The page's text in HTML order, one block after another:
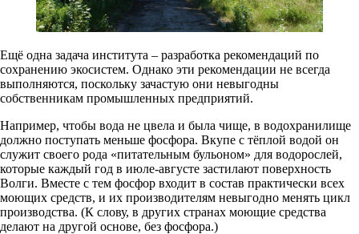
Ещё одна задача института – разработка рекомендаций по
сохранению экосистем. Однако эти рекомендации не всегда
выполняются, поскольку зачастую они невыгодны
собственникам промышленных предприятий.
Например, чтобы вода не цвела и была чище, в водохранилище
должно поступать меньше фосфора. Вкупе с тёплой водой он
служит своего рода «питательным бульоном» для водорослей,
которые каждый год в июле-августе застилают поверхность
Волги. Вместе с тем фосфор входит в состав практически всех
моющих средств, и их производителям невыгодно менять цикл
производства. (К слову, в других странах моющие средства
делают на другой основе, без фосфора.)